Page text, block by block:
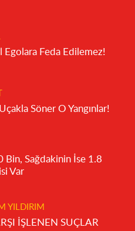
Egolara Feda Edilemez!
Söner O Yangınlar!
Bin, Sağdakinin İse 1.8
Var
YILDIRIM
İŞLENEN SUÇLAR